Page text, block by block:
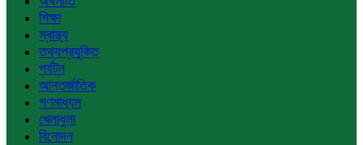
শিক্ষা
স্বাস্থ্য
তথ্যপ্রযুক্তি
পর্যটন
আন্তর্জাতিক
গণমাধ্যম
খেলাধুলা
বিনোদন